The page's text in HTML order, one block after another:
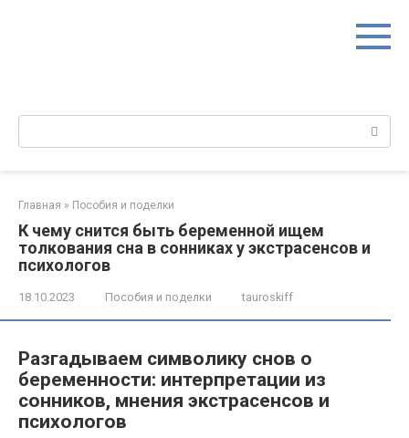
Поиск:
Главная » Пособия и поделки
К чему снится быть беременной ищем
толкования сна в сонниках у экстрасенсов и
психологов
18.10.2023 Пособия и поделки tauroskiff
Разгадываем символику снов о
беременности: интерпретации из
сонников, мнения экстрасенсов и
психологов